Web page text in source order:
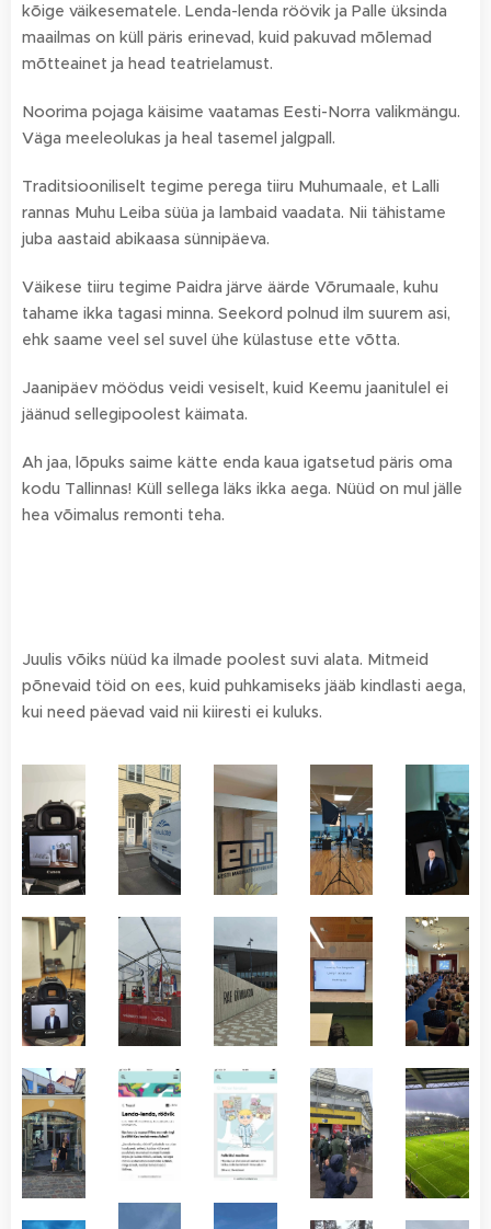
kõige väikesematele. Lenda-lenda röövik ja Palle üksinda
maailmas on küll päris erinevad, kuid pakuvad mõlemad
mõtteainet ja head teatrielamust.
Noorima pojaga käisime vaatamas Eesti-Norra valikmängu.
Väga meeleolukas ja heal tasemel jalgpall.
Traditsiooniliselt tegime perega tiiru Muhumaale, et Lalli
rannas Muhu Leiba süüa ja lambaid vaadata. Nii tähistame
juba aastaid abikaasa sünnipäeva.
Väikese tiiru tegime Paidra järve äärde Võrumaale, kuhu
tahame ikka tagasi minna. Seekord polnud ilm suurem asi,
ehk saame veel sel suvel ühe külastuse ette võtta.
Jaanipäev möödus veidi vesiselt, kuid Keemu jaanitulel ei
jäänud sellegipoolest käimata.
Ah jaa, lõpuks saime kätte enda kaua igatsetud päris oma
kodu Tallinnas! Küll sellega läks ikka aega. Nüüd on mul jälle
hea võimalus remonti teha.
Juulis võiks nüüd ka ilmade poolest suvi alata. Mitmeid
põnevaid töid on ees, kuid puhkamiseks jääb kindlasti aega,
kui need päevad vaid nii kiiresti ei kuluks.